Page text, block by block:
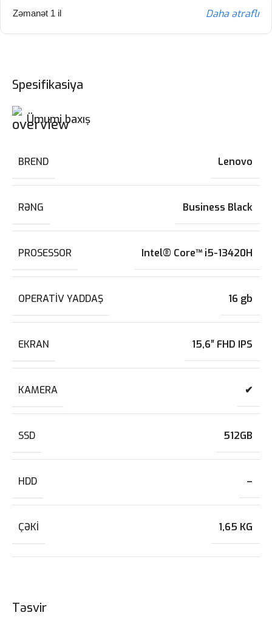
Zəmanət 1 il Daha ətraflı
Təsvir
Spesifikasiya
Ümumi baxış
BREND Lenovo
RƏNG Business Black
PROSESSOR Intel® Core™ i5-13420H
OPERATIV YADDAŞ 16 gb
EKRAN 15,6″ FHD IPS
KAMERA ✔
SSD 512GB
HDD –
ÇƏKI 1,65 KG